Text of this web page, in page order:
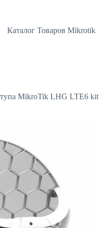
Каталог Товаров Mikrotik
MikroTik LHG LTE6 kit